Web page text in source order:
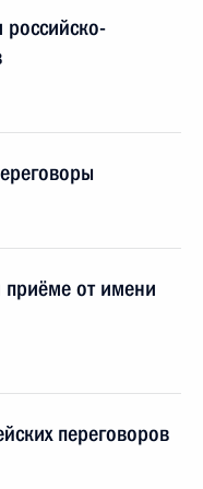
российско-
от имени
переговоров